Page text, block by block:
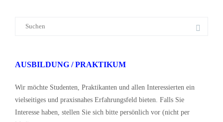
Suche
AUSBILDUNG / PRAKTIKUM
Wir möchte Studenten, Praktikanten und allen Interessierten ein
vielseitiges und praxisnahes Erfahrungsfeld bieten. Falls Sie
Interesse haben, stellen Sie sich bitte persönlich vor (nicht per